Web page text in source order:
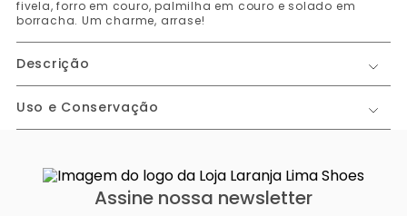
fivela, forro em couro, palmilha em couro e solado em
borracha. Um charme, arrase!
Descrição
Uso e Conservação
Assine nossa newsletter